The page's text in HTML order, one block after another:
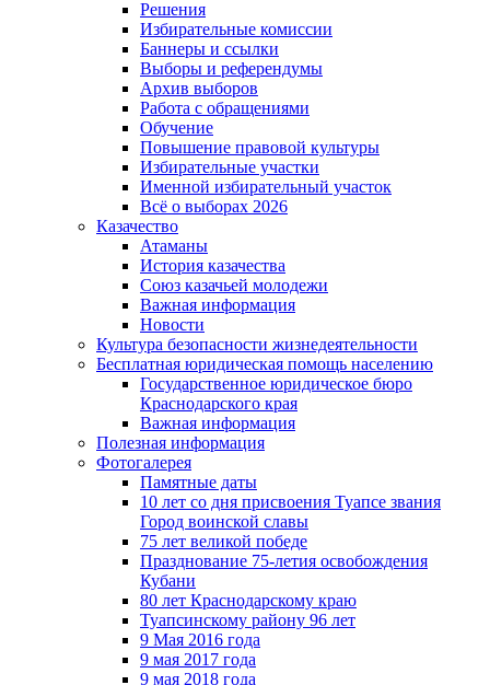
Решения
Избирательные комиссии
Баннеры и ссылки
Выборы и референдумы
Архив выборов
Работа с обращениями
Обучение
Повышение правовой культуры
Избирательные участки
Именной избирательный участок
Всё о выборах 2026
Казачество
Атаманы
История казачества
Союз казачьей молодежи
Важная информация
Новости
Культура безопасности жизнедеятельности
Бесплатная юридическая помощь населению
Государственное юридическое бюро
Краснодарского края
Важная информация
Полезная информация
Фотогалерея
Памятные даты
10 лет со дня присвоения Туапсе звания
Город воинской славы
75 лет великой победе
Празднование 75-летия освобождения
Кубани
80 лет Краснодарскому краю
Туапсинскому району 96 лет
9 Мая 2016 года
9 мая 2017 года
9 мая 2018 года